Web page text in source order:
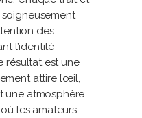
des
l’identité
résultat est une
attire l’œil,
une atmosphère
les amateurs